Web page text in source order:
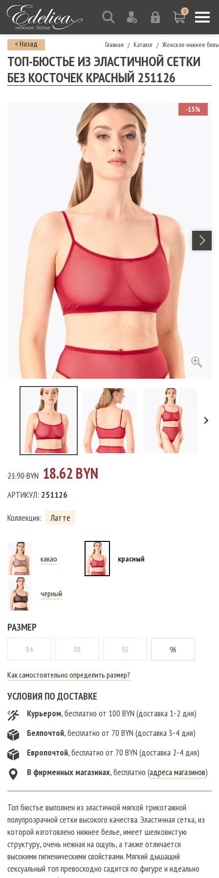
0
< Назад Главная / Каталог / Женское нижнее
ТОП-БЮСТЬЕ ИЗ ЭЛАСТИЧНОЙ СЕТКИ
БЕЗ КОСТОЧЕК КРАСНЫЙ 251126
-15%
21.90 BYN 18.62 BYN
АРТИКУЛ: 251126
Коллекция: Латте
какао красный
черный
РАЗМЕР
84 88 92 96
Как самостоятельно определить размер?
УСЛОВИЯ ПО ДОСТАВКЕ
Курьером, бесплатно от 100 BYN (доставка 1-2 дня)
Белпочтой, бесплатно от 70 BYN (доставка 3-4 дня)
Европочтой, бесплатно от 70 BYN (доставка 2-4 дня)
В фирменныx магазинах, бесплатно (адреса магазинов)
Топ бюстье выполнен из эластичной мягкой трикотажной
полупрозрачной сетки высокого качества. Эластичная сетка, из
которой изготовлено нижнее белье, имеет шелковистую
структуру, очень нежная на ощупь, а также отличается
высокими гигиеническими свойствами. Мягкий дышащий
сексуальный топ превосходно садится по фигуре и идеально